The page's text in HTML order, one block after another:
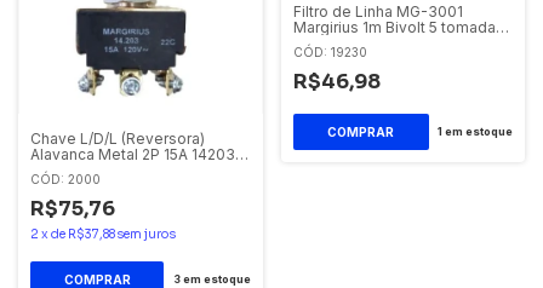
Chave L/D/L (Reversora)
Alavanca Metal 2P 15A 14203
A1B1P1Q Margirius
CÓD: 2000
R$75,76
2 x de R$37,88sem juros
3em estoque
Filtro de Linha MG-3001
Margirius 1m Bivolt 5 tomadas
10A
CÓD: 19230
R$46,98
1 em estoque